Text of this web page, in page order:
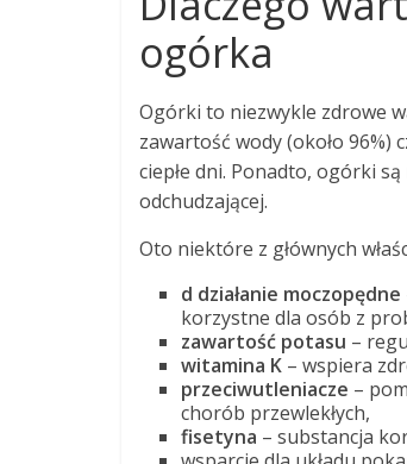
ogórka
Ogórki to niezwykle zdrowe
zawartość wody (około 96%)
ciepłe dni. Ponadto, ogórki
odchudzającej.
Oto niektóre z głównych
d działanie moczopędne
korzystne dla osób z
zawartość potasu –
witamina K – wspiera
przeciwutleniacze –
chorób przewlekłych,
fisetyna – substancja